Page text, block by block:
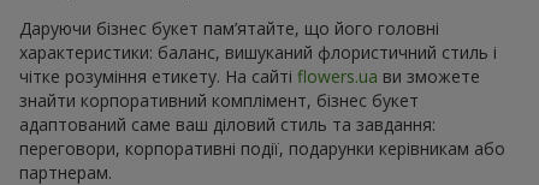
Даруючи бізнес букет пам’ятайте, що його головні
характеристики: баланс, вишуканий флористичний стиль і
чітке розуміння етикету. На сайті flowers.ua ви зможете
знайти корпоративний комплімент, бізнес букет
адаптований саме ваш діловий стиль та завдання:
переговори, корпоративні події, подарунки керівникам або
партнерам.